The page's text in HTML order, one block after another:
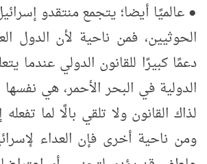
●عالميًا أيضا؛ يتجمع منتقدو
الحوثيين، فمن ناحية لأن الدول
دعمًا كبيرًا للقانون الدولي عندما
الدولية في البحر الأحمر، هي
لذاك القانون ولا تلقي بالًا لما
ومن ناحية أخرى فإن العداء